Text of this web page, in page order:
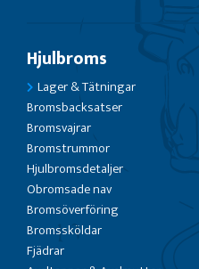
Hjulbroms
Lager & Tätningar
Bromsbacksatser
Bromsvajrar
Bromstrummor
Hjulbromsdetaljer
Obromsade nav
Bromsöverföring
Bromssköldar
Fjädrar